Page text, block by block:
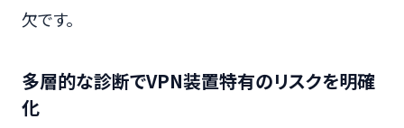
欠です。
多層的な診断でVPN装置特有のリスクを明確
化